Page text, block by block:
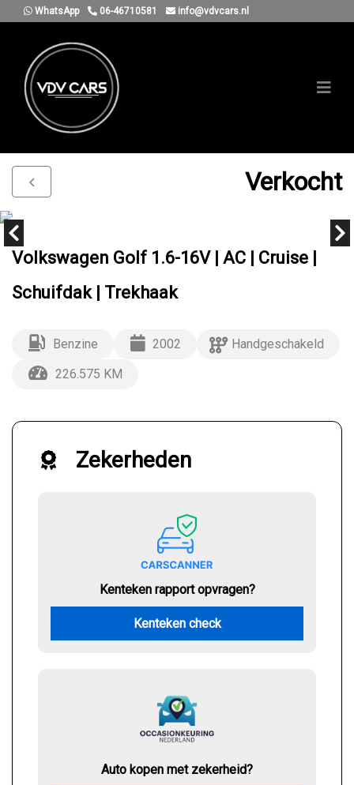
WhatsApp 06-46710581 info@vdvcars.nl
Verkocht
Volkswagen Golf 1.6-16V | AC | Cruise |
Schuifdak | Trekhaak
Benzine 2002
Handgeschakeld
226.575 KM
Zekerheden
Kenteken rapport opvragen?
Kenteken check
Auto kopen met zekerheid?